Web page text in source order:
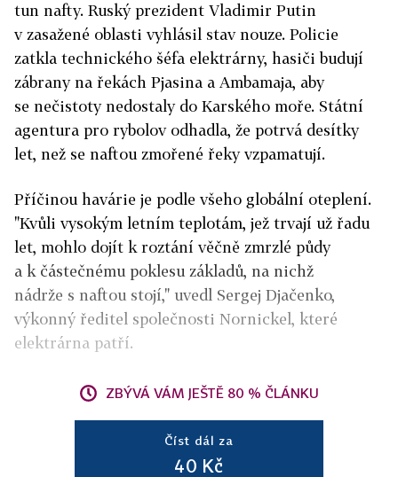
tun nafty. Ruský prezident Vladimir Putin
v zasažené oblasti vyhlásil stav nouze. Policie
zatkla technického šéfa elektrárny, hasiči budují
zábrany na řekách Pjasina a Ambamaja, aby
se nečistoty nedostaly do Karského moře. Státní
agentura pro rybolov odhadla, že potrvá desítky
let, než se naftou zmořené řeky vzpamatují.
Příčinou havárie je podle všeho globální oteplení.
"Kvůli vysokým letním teplotám, jež trvají už řadu
let, mohlo dojít k roztání věčně zmrzlé půdy
a k částečnému poklesu základů, na nichž
nádrže s naftou stojí," uvedl Sergej Djačenko,
výkonný ředitel společnosti Nornickel, které
elektrárna patří.
ZBÝVÁ VÁM JEŠTĚ 80 % ČLÁNKU
Číst dál za
40 Kč